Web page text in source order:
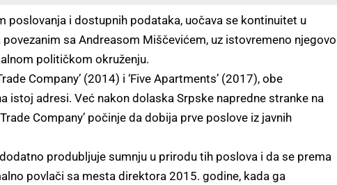
poslovanja i dostupnih podataka, uočava se kontinuitet u
sa Andreasom Miščevićem, uz istovremeno njegovo
političkom okruženju.
Company’ (2014) i ‘Five Apartments’ (2017), obe
istoj adresi. Već nakon dolaska Srpske napredne stranke na
Company’ počinje da dobija prve poslove iz javnih
produbljuje sumnju u prirodu tih poslova i da se prema
povlači sa mesta direktora 2015. godine, kada ga